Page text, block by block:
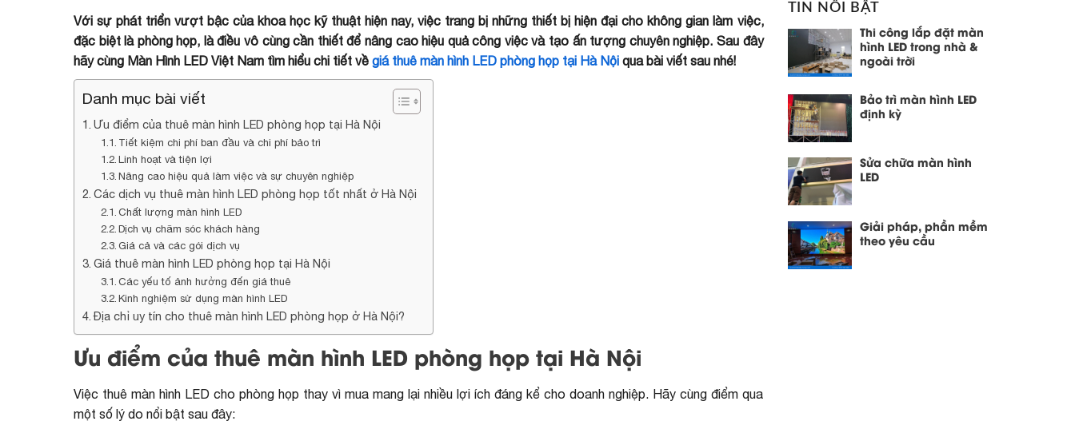
Với sự phát triển vượt bậc của khoa học kỹ thuật hiện nay, việc trang bị những thiết bị hiện đại cho không gian làm việc,
đặc biệt là phòng họp, là điều vô cùng cần thiết để nâng cao hiệu quả công việc và tạo ấn tượng chuyên nghiệp. Sau đây
hãy cùng Màn Hình LED Việt Nam tìm hiểu chi tiết về giá thuê màn hình LED phòng họp tại Hà Nội qua bài viết sau nhé!
Danh mục bài viết
Ưu điểm của thuê màn hình LED phòng họp tại Hà Nội
Tiết kiệm chi phí ban đầu và chi phí bảo trì
Linh hoạt và tiện lợi
Nâng cao hiệu quả làm việc và sự chuyên nghiệp
Các dịch vụ thuê màn hình LED phòng họp tốt nhất ở Hà Nội
Chất lượng màn hình LED
Dịch vụ chăm sóc khách hàng
Giá cả và các gói dịch vụ
Giá thuê màn hình LED phòng họp tại Hà Nội
Các yếu tố ảnh hưởng đến giá thuê
Kinh nghiệm sử dụng màn hình LED
Địa chỉ uy tín cho thuê màn hình LED phòng họp ở Hà Nội?
Ưu điểm của thuê màn hình LED phòng họp tại Hà Nội
Việc thuê màn hình LED cho phòng họp thay vì mua mang lại nhiều lợi ích đáng kể cho doanh nghiệp. Hãy cùng điểm qua
một số lý do nổi bật sau đây:
TIN NỔI BẬT
Thi công lắp đặt màn
hình LED trong nhà &
ngoài trời
Bảo trì màn hình LED
định kỳ
Sửa chữa màn hình
LED
Giải pháp, phần mềm
theo yêu cầu